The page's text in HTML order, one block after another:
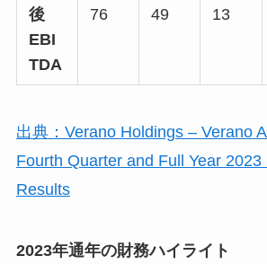
後
EBI
TDA
76
49
13
出典：Verano Holdings – Verano
Fourth Quarter and Full Year 2023
Results
2023年通年の財務ハイライト